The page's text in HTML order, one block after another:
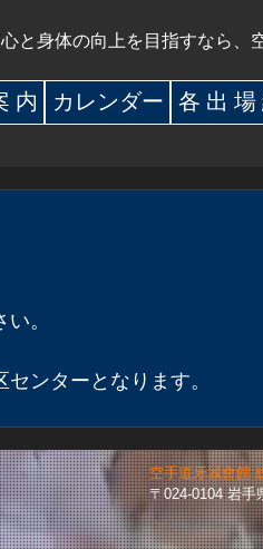
と身体の向上を目指すなら、
内 カレンダー 各 出 場
。
ンターとなります。
空手道牙城會館
〒024-0104 岩手